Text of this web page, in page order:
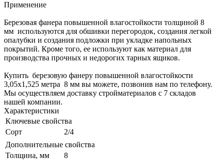
Применение
Березовая фанера повышенной влагостойкости толщиной 8
мм используются для обшивки перегородок, создания легкой
опалубки и создания подложки при укладке напольных
покрытий. Кроме того, ее используют как материал для
производства прочных и недорогих тарных ящиков.
Купить березовую фанеру повышенной влагостойкости
3,05х1,525 метра 8 мм вы можете, позвонив нам по телефону.
Мы осуществляем доставку стройматериалов с 7 складов
нашей компании.
Характеристики
Ключевые свойства
Сорт
2/4
Дополнительные свойства
Толщина, мм
8